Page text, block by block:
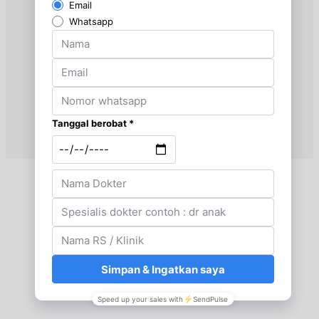
Kamis, 13/08/2026
Jam 18:30 - 19:30
Jam 08:00 - 10:00
Jumat, 14/08/2026
Jam 10:00 - 12:00
Sabtu, 15/08/2026
Jam 08:00 - 09:00
Sabtu, 15/08/2026
Jam 09:00 - 10:00
Sabtu, 15/08/2026
Jam 12:00 - 14:30